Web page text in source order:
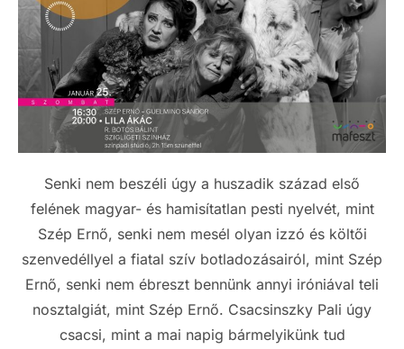
Senki nem beszéli úgy a huszadik század első
felének magyar- és hamisítatlan pesti nyelvét, mint
Szép Ernő, senki nem mesél olyan izzó és költői
szenvedéllyel a fiatal szív botladozásairól, mint Szép
Ernő, senki nem ébreszt bennünk annyi iróniával teli
nosztalgiát, mint Szép Ernő. Csacsinszky Pali úgy
csacsi, mint a mai napig bármelyikünk tud